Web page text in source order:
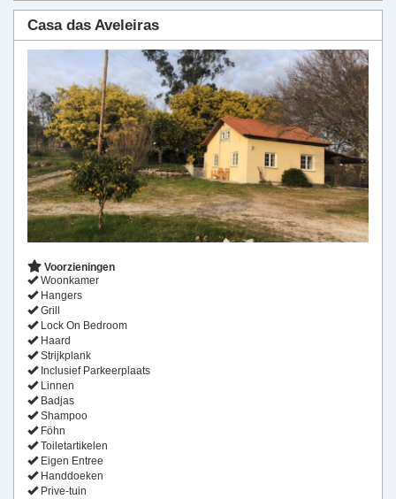
Casa das Aveleiras
Voorzieningen
Woonkamer
Hangers
Grill
Lock On Bedroom
Haard
Strijkplank
Inclusief Parkeerplaats
Linnen
Badjas
Shampoo
Föhn
Toiletartikelen
Eigen Entree
Handdoeken
Prive-tuin